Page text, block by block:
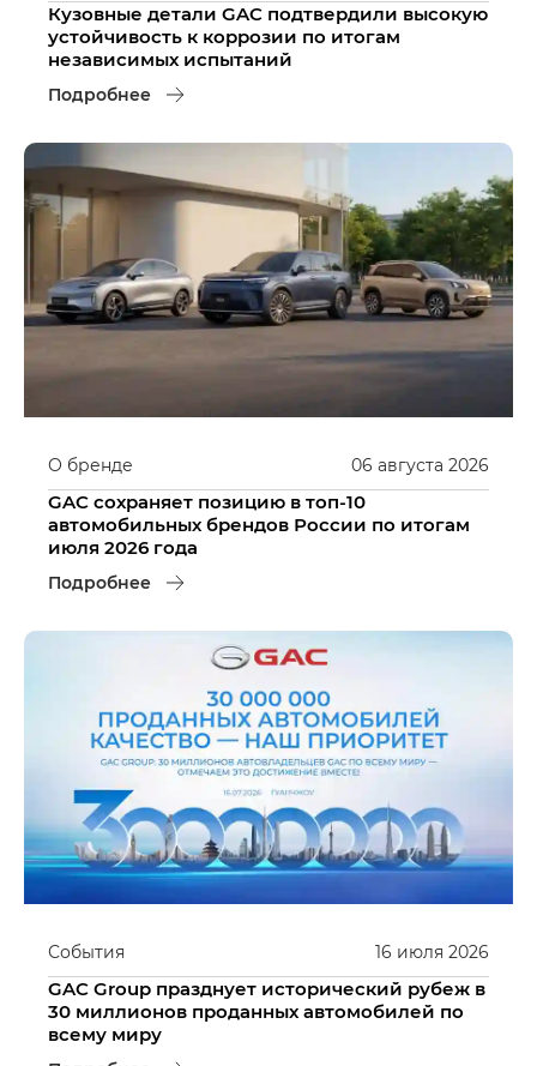
Кузовные детали GAC подтвердили высокую
устойчивость к коррозии по итогам
независимых испытаний
Подробнее
06 августа 2026
О бренде
GAC сохраняет позицию в топ-10
автомобильных брендов России по итогам
июля 2026 года
Подробнее
16 июля 2026
События
GAC Group празднует исторический рубеж в
30 миллионов проданных автомобилей по
всему миру